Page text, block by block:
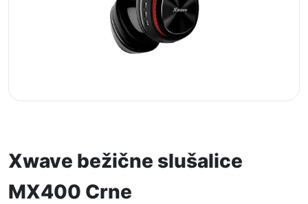
Xwave bežične slušalice
MX400 Crne